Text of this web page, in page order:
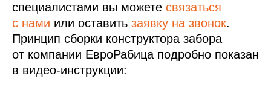
специалистами вы можете связаться
с нами или оставить заявку на звонок.
Принцип сборки конструктора забора
от компании ЕвроРабица подробно показан
в видео-инструкции: